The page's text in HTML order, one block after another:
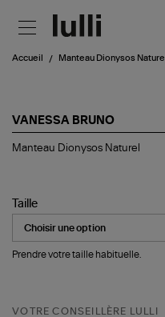
Accueil Manteau Dionysos Naturel
VANESSA BRUNO
Manteau
Manteau Dionysos Naturel
Taille
Prendre votre taille habituelle.
VOTRE CONSEILLÈRE LULLI